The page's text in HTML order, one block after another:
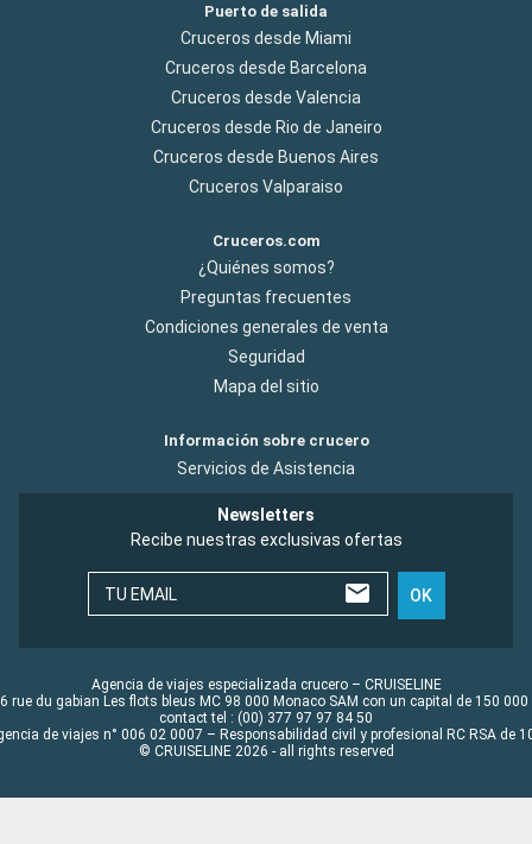
Puerto de salida
Cruceros desde Miami
Cruceros desde Barcelona
Cruceros desde Valencia
Cruceros desde Rio de Janeiro
Cruceros desde Buenos Aires
Cruceros Valparaiso
Cruceros.com
¿Quiénes somos?
Preguntas frecuentes
Condiciones generales de venta
Seguridad
Mapa del sitio
Información sobre crucero
Servicios de Asistencia
Newsletters
Recibe nuestras exclusivas ofertas
TU EMAIL OK
Agencia de viajes especializada crucero – CRUISELINE
rue du gabian Les flots bleus MC 98 000 Monaco SAM con un capital de 150 000
contact tel : (00) 377 97 97 84 50
de viajes n° 006 02 0007 – Responsabilidad civil y profesional RC RSA de
© CRUISELINE 2026 - all rights reserved